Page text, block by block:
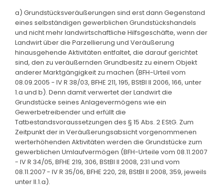
a) Grundstücksveräußerungen sind erst dann Gegenstand
eines selbständigen gewerblichen Grundstückshandels
und nicht mehr landwirtschaftliche Hilfsgeschäfte, wenn der
Landwirt über die Parzellierung und Veräußerung
hinausgehende Aktivitäten entfaltet, die darauf gerichtet
sind, den zu veräußernden Grundbesitz zu einem Objekt
anderer Marktgängigkeit zu machen (BFH-Urteil vom
08.09.2005 - IV R 38/03, BFHE 211, 195, BStBl II 2006, 166, unter
1.a und b). Denn damit verwertet der Landwirt die
Grundstücke seines Anlagevermögens wie ein
Gewerbetreibender und erfüllt die
Tatbestandsvoraussetzungen des § 15 Abs. 2 EStG. Zum
Zeitpunkt der in Veräußerungsabsicht vorgenommenen
werterhöhenden Aktivitäten werden die Grundstücke zum
gewerblichen Umlaufvermögen (BFH-Urteile vom 08.11.2007
- IV R 34/05, BFHE 219, 306, BStBl II 2008, 231 und vom
08.11.2007 - IV R 35/06, BFHE 220, 28, BStBl II 2008, 359, jeweils
unter II.1.a).